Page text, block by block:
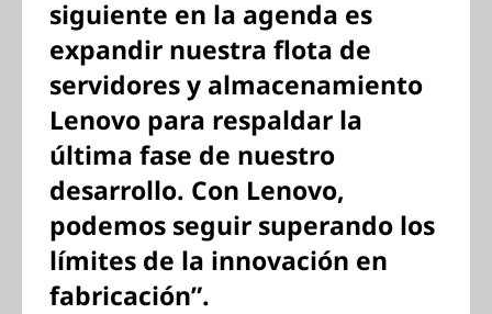
siguiente en la agenda es
expandir nuestra flota de
servidores y almacenamiento
Lenovo para respaldar la
última fase de nuestro
desarrollo. Con Lenovo,
podemos seguir superando los
límites de la innovación en
fabricación”.